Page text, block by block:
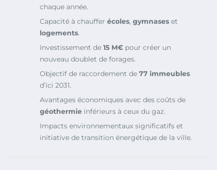
chaque année.
Capacité à chauffer écoles, gymnases et
logements.
Investissement de 15 M€ pour créer un
nouveau doublet de forages.
Objectif de raccordement de 77 immeubles
d’ici 2031.
Avantages économiques avec des coûts de
géothermie inférieurs à ceux du gaz.
Impacts environnementaux significatifs et
initiative de transition énergétique de la ville.